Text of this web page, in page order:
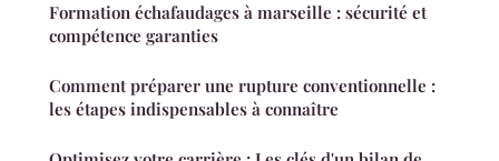
Formation échafaudages à marseille : sécurité et
compétence garanties
Comment préparer une rupture conventionnelle :
les étapes indispensables à connaître